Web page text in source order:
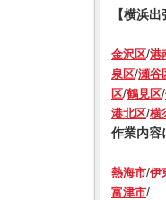
【横浜
金沢区/港
泉区/瀬谷
区/鶴見区/
港北区/横
作業内容
熱海市/伊
富津市/